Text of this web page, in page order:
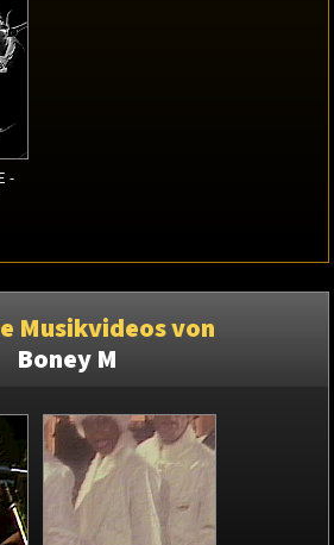
-
Musikvideos von
Boney M